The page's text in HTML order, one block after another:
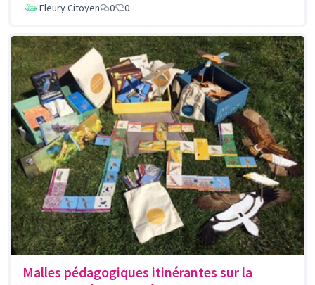
Fleury Citoyen 0 0
Malles pédagogiques itinérantes sur la